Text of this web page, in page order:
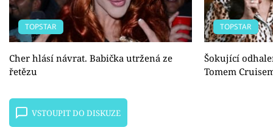
TOPSTAR
Cher hlásí návrat. Babička utržená ze
řetězu
TOPSTAR
Šokující
Tomem
VSTOUPIT DO DISKUZE